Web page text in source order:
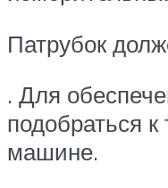
Патрубок
. Для
подобраться
машине.